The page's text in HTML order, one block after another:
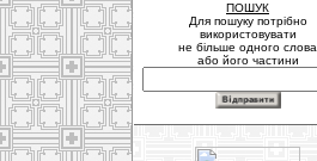
ПОШУК
Для пошуку потрібно
використовувати
не більше одного слова
або його частини